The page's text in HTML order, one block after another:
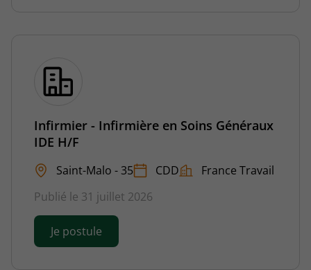
Infirmier - Infirmière en Soins Généraux
IDE H/F
Saint-Malo - 35 CDD
France Travail
Publié le 31 juillet 2026
Je postule